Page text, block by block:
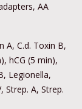
AA
A, C.d. Toxin B,
hCG (5 min),
Legionella,
Strep. A, Strep.